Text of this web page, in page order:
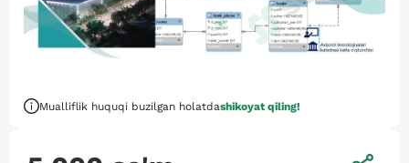
Mualliflik huquqi buzilgan holatdashikoyat qiling!